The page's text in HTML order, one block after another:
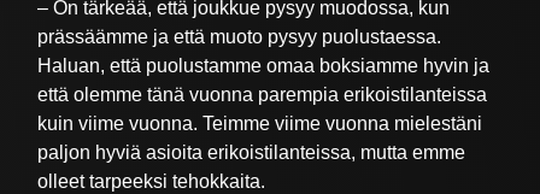
– On tärkeää, että joukkue pysyy muodossa, kun
prässäämme ja että muoto pysyy puolustaessa.
Haluan, että puolustamme omaa boksiamme hyvin ja
että olemme tänä vuonna parempia erikoistilanteissa
kuin viime vuonna. Teimme viime vuonna mielestäni
paljon hyviä asioita erikoistilanteissa, mutta emme
olleet tarpeeksi tehokkaita.